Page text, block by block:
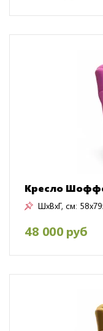
Кресло
ШxВxГ, см:
48 000 руб